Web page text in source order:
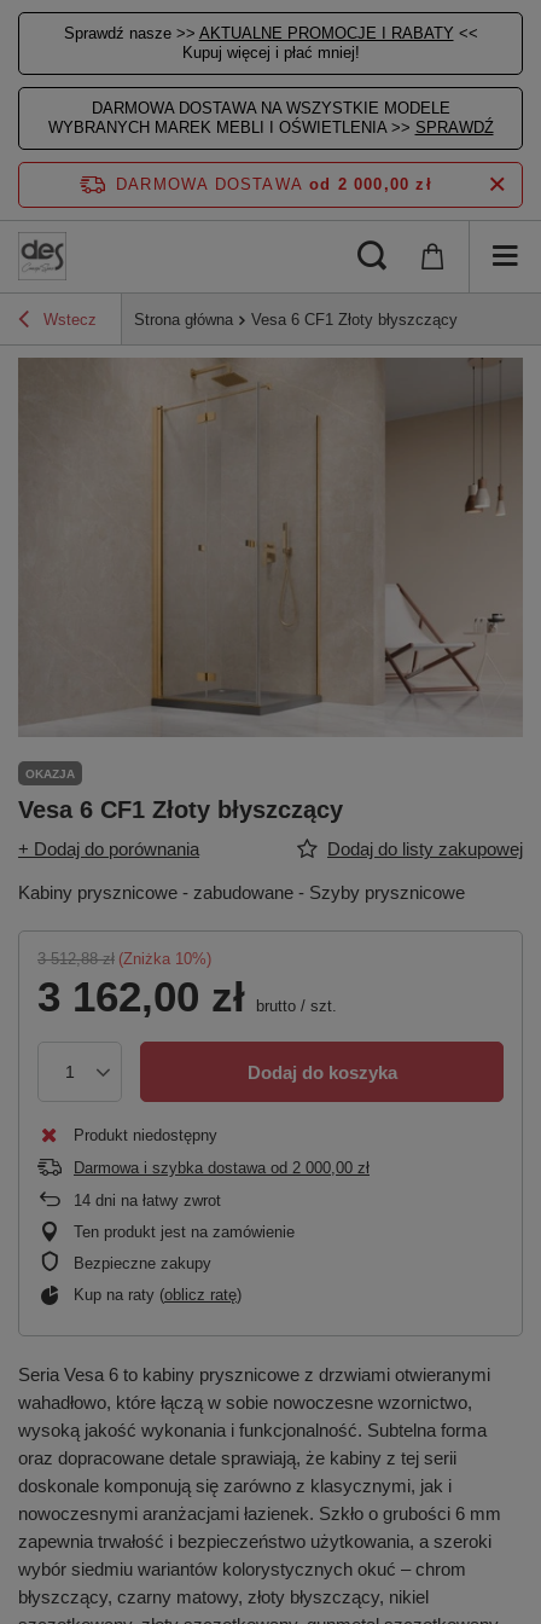
Sprawdź nasze >> AKTUALNE PROMOCJE I RABATY <<
Kupuj więcej i płać mniej!
DARMOWA DOSTAWA NA WSZYSTKIE MODELE
WYBRANYCH MAREK MEBLI I OŚWIETLENIA >> SPRAWDŹ
DARMOWA DOSTAWA od 2 000,00 zł
Wstecz Strona główna Vesa 6 CF1 Złoty błyszczący
OKAZJA
Vesa 6 CF1 Złoty błyszczący
+ Dodaj do porównania Dodaj do listy zakupowej
Kabiny prysznicowe - zabudowane - Szyby prysznicowe
3 512,88 zł (Zniżka 10%)
3 162,00 zł brutto / szt.
Dodaj do koszyka
Produkt niedostępny
Darmowa i szybka dostawa od 2 000,00 zł
14 dni na łatwy zwrot
Ten produkt jest na zamówienie
Bezpieczne zakupy
Kup na raty (oblicz ratę)
Seria Vesa 6 to kabiny prysznicowe z drzwiami otwieranymi
wahadłowo, które łączą w sobie nowoczesne wzornictwo,
wysoką jakość wykonania i funkcjonalność. Subtelna forma
oraz dopracowane detale sprawiają, że kabiny z tej serii
doskonale komponują się zarówno z klasycznymi, jak i
nowoczesnymi aranżacjami łazienek. Szkło o grubości 6 mm
zapewnia trwałość i bezpieczeństwo użytkowania, a szeroki
wybór siedmiu wariantów kolorystycznych okuć – chrom
błyszczący, czarny matowy, złoty błyszczący, nikiel